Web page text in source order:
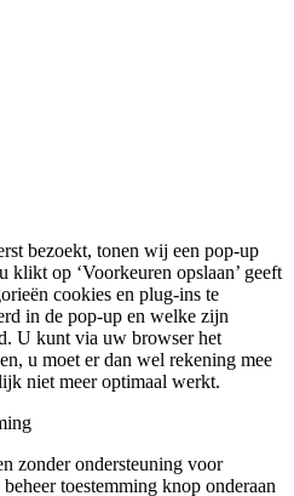
bezoekt, tonen wij een pop-up
klikt op ‘Voorkeuren opslaan’ geeft
cookies en plug-ins te
in de pop-up en welke zijn
U kunt via uw browser het
u moet er dan wel rekening mee
niet meer optimaal werkt.
zonder ondersteuning voor
toestemming knop onderaan